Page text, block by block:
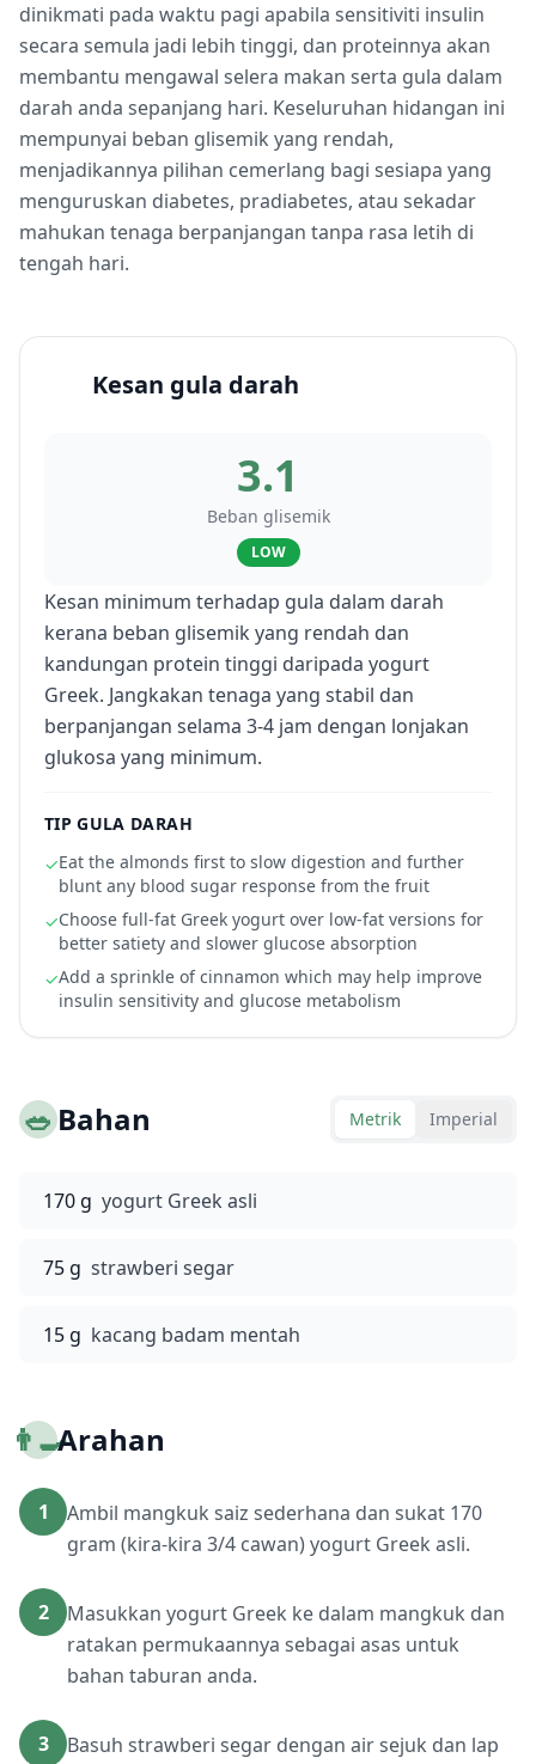
dinikmati pada waktu pagi apabila sensitiviti insulin
secara semula jadi lebih tinggi, dan proteinnya akan
membantu mengawal selera makan serta gula dalam
darah anda sepanjang hari. Keseluruhan hidangan ini
mempunyai beban glisemik yang rendah,
menjadikannya pilihan cemerlang bagi sesiapa yang
menguruskan diabetes, pradiabetes, atau sekadar
mahukan tenaga berpanjangan tanpa rasa letih di
tengah hari.
Kesan gula darah
3.1
Beban glisemik
LOW
Kesan minimum terhadap gula dalam darah
kerana beban glisemik yang rendah dan
kandungan protein tinggi daripada yogurt
Greek. Jangkakan tenaga yang stabil dan
berpanjangan selama 3-4 jam dengan lonjakan
glukosa yang minimum.
TIP GULA DARAH
✓Eat the almonds first to slow digestion and further
blunt any blood sugar response from the fruit
✓Choose full-fat Greek yogurt over low-fat versions for
better satiety and slower glucose absorption
✓Add a sprinkle of cinnamon which may help improve
insulin sensitivity and glucose metabolism
🥗Bahan Metrik Imperial
170 g yogurt Greek asli
75 g strawberi segar
15 g kacang badam mentah
👨‍🍳Arahan
1
Ambil mangkuk saiz sederhana dan sukat 170
gram (kira-kira 3/4 cawan) yogurt Greek asli.
2
Masukkan yogurt Greek ke dalam mangkuk dan
ratakan permukaannya sebagai asas untuk
bahan taburan anda.
3
Basuh strawberi segar dengan air sejuk dan lap